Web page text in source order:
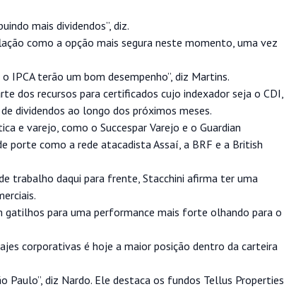
mais dividendos”, diz.
como a opção mais segura neste momento, uma vez
IPCA terão um bom desempenho”, diz Martins.
dos recursos para certificados cujo indexador seja o CDI,
dividendos ao longo dos próximos meses.
e varejo, como o Succespar Varejo e o Guardian
porte como a rede atacadista Assaí, a BRF e a British
trabalho daqui para frente, Stacchini afirma ter uma
gatilhos para uma performance mais forte olhando para o
corporativas é hoje a maior posição dentro da carteira
diz Nardo. Ele destaca os fundos Tellus Properties